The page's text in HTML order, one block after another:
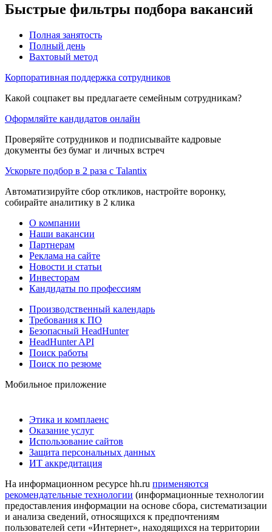
Быстрые фильтры подбора вакансий
Полная занятость
Полный день
Вахтовый метод
Корпоративная поддержка сотрудников
Какой соцпакет вы предлагаете семейным сотрудникам?
Оформляйте кандидатов онлайн
Проверяйте сотрудников и подписывайте кадровые
документы без бумаг и личных встреч
Ускорьте подбор в 2 раза с Talantix
Автоматизируйте сбор откликов, настройте воронку,
собирайте аналитику в 2 клика
О компании
Наши вакансии
Партнерам
Реклама на сайте
Новости и статьи
Инвесторам
Кандидаты по профессиям
Производственный календарь
Требования к ПО
Безопасный HeadHunter
HeadHunter API
Поиск работы
Поиск по резюме
Мобильное приложение
Этика и комплаенс
Оказание услуг
Использование сайтов
Защита персональных данных
ИТ аккредитация
На информационном ресурсе hh.ru применяются
рекомендательные технологии (информационные технологии
предоставления информации на основе сбора, систематизации
и анализа сведений, относящихся к предпочтениям
пользователей сети «Интернет», находящихся на территории